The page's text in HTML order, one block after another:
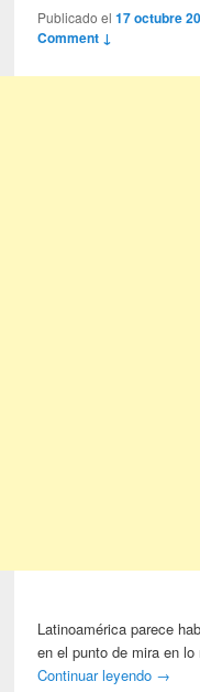
Publicado el17 octubre
Comment ↓
Latinoamérica parece
en el punto de mira en
Continuar leyendo →